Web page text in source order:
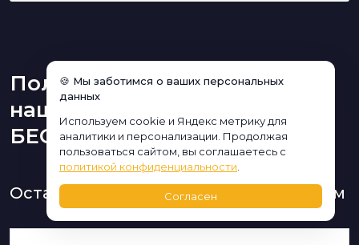
Получите консультацию
нашего дизайнера
БЕСПЛАТНО:
Оставьте заявку и мы Вам перезвоним
🍪 Мы заботимся о ваших персональных
данных
Используем cookie и Яндекс метрику для
аналитики и персонализации. Продолжая
пользоваться сайтом, вы соглашаетесь с
политикой конфиденциальности
Согласен